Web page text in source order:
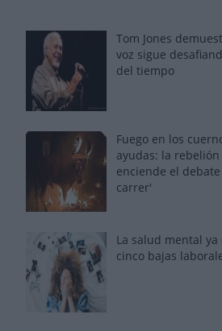
Tom Jones
voz sigue
del tiempo
Fuego en los
ayudas: la
enciende el
carrer'
La salud mental
cinco bajas